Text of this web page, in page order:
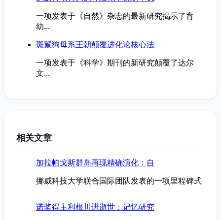
一项发表于《自然》杂志的最新研究揭示了育
幼...
斑鬣狗母系王朝颠覆进化论核心法
一项发表于《科学》期刊的新研究颠覆了达尔
文...
相关文章
加拉帕戈斯群岛再现精确演化：自
挪威科技大学联合国际团队发表的一项里程碑式
诺奖得主利根川进逝世：记忆研究